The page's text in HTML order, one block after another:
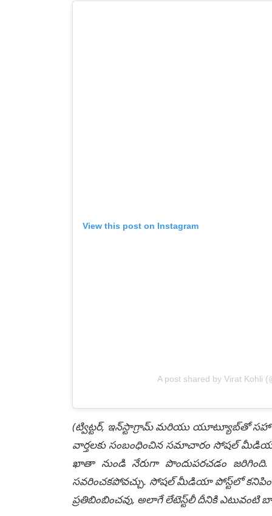
View this post on Instagram
A post shared by Virat Kohli
(ట్విట్టర్, ఇన్‌స్టాగ్రామ్ మరియు యూట్యూబ్‌తో సహా
వార్తలకు సంబంధించిన సమాచారం సోషల్
ఖాతా నుండి నేరుగా పొందుపరచడం
సవరించకపోవచ్చు. సోషల్ మీడియా పోస్ట్‌లో
ప్రతిబింబించవు, అలాగే లేటెస్ట్‌లీ దీనికి ఎటువంటి